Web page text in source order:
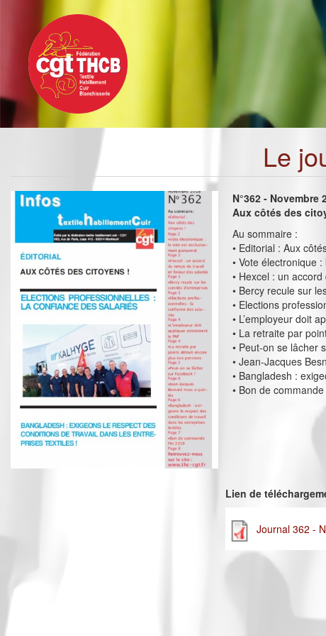
contenu
principal
Le
N°362 - Novembre
Aux côtés des
Au sommaire :
• Editorial : Aux
• Vote électronique
• Hexcel : un
• Bercy recule sur
• Elections
• L’employeur doit
• La retraite par
• Peut-on se lâcher
• Jean-Jacques
• Bangladesh :
• Bon de
Lien de
Journal 362 -